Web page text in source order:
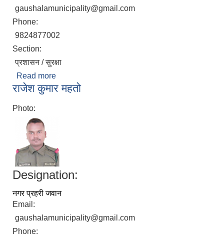
gaushalamunicipality@gmail.com
Phone:
9824877002
Section:
प्रशासन / सुरक्षा
Read more
राजेश कुमार महतो
Photo:
Designation:
नगर प्रहरी जवान
Email:
gaushalamunicipality@gmail.com
Phone: